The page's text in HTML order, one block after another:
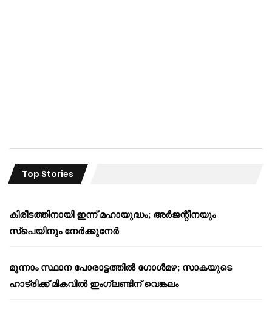
Top Stories
കിരീടത്തിനായി ഇന്ന് മഹായുദ്ധം; അർജന്റീനയും
സ്പെയിനും നേർക്കുനേർ
മൂന്നാം സ്ഥാന പോരാട്ടത്തിൽ ഗോൾമഴ; സാകയുടെ
ഹാട്രിക്ക് മികവിൽ ഇംഗ്ലണ്ടിന് വെങ്കലം